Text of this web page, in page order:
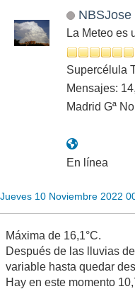
NBSJose
La Meteo es
Supercélula
Mensajes:
Madrid Gª
En línea
Jueves 10 Noviembre 2022
Máxima de 16,1°C.
Después de las lluvias
variable hasta quedar
Hay en este momento